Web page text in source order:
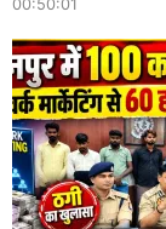
00:50:01